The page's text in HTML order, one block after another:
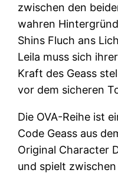
zwischen den
wahren
Shins Fluch ans
Leila muss sich
Kraft des Geass
vor dem sicheren
Die OVA-Reihe ist
Code Geass aus
Original Character
und spielt